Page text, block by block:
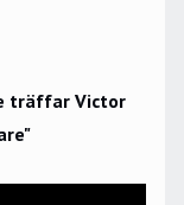
träffar Victor